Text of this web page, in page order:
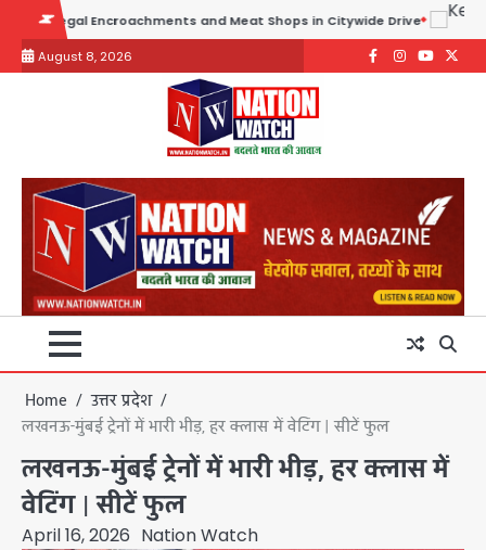
content
Encroachments and Meat Shops in Citywide Drive
August 8, 2026 FacebookInstagram
youtube
Home
उत्तर प्रदेश
लखनऊ-मुंबई ट्रेनों में भारी भीड़, हर क्लास में वेटिंग | सीटें फुल
लखनऊ-मुंबई ट्रेनों में भारी भीड़, हर क्लास में
वेटिंग | सीटें फुल
April 16, 2026 Nation Watch